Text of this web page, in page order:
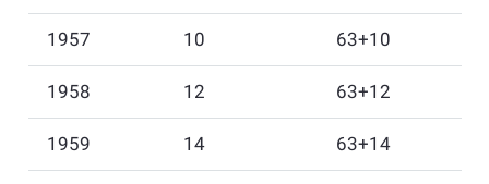
1957 10 63+10
1958 12 63+12
1959 14 63+14